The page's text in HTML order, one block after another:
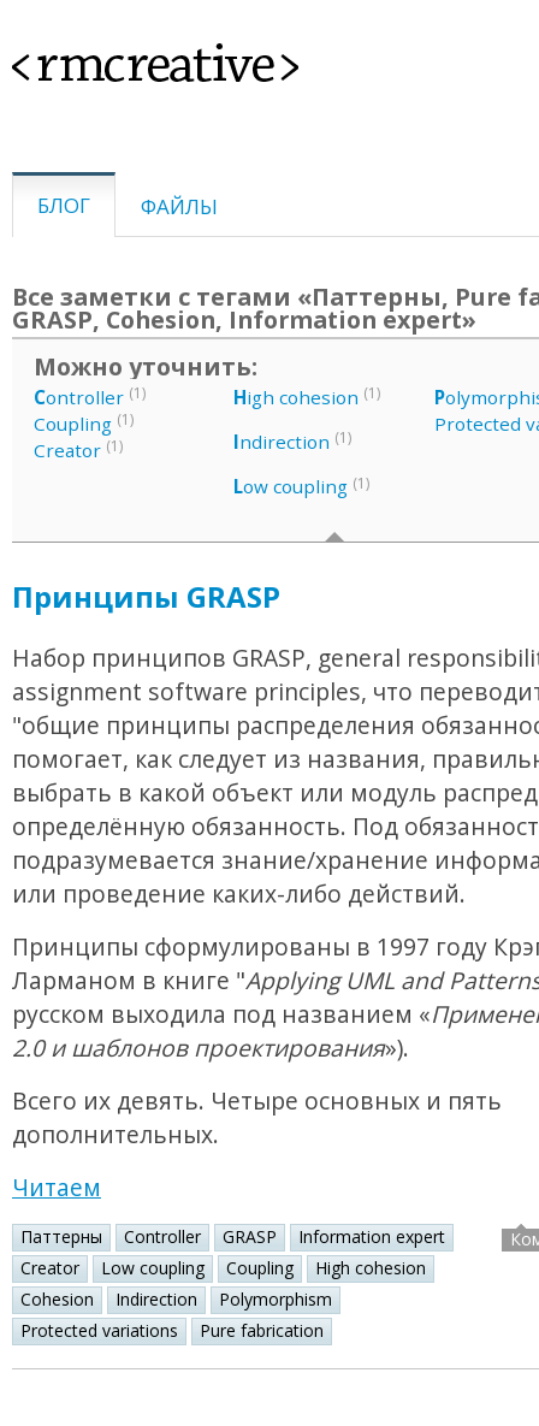
<rmcreative>
БЛОГ ФАЙЛЫ
Все заметки с тегами «Паттерны, Pure
GRASP, Cohesion, Information expert»
Можно уточнить:
Controller (1)
Coupling (1)
Creator (1)
High cohesion (1)
Indirection (1)
Low coupling (1)
P
Protected
Принципы GRASP
Набор принципов GRASP, general
assignment software principles, что
"общие принципы распределения
помогает, как следует из названия,
выбрать в какой объект или модуль
определённую обязанность. Под
подразумевается знание/хранение
или проведение каких-либо действий.
Принципы сформулированы в 1997 году
Ларманом в книге "Applying UML and
русском выходила под названием «
2.0 и шаблонов проектирования»).
Всего их девять. Четыре основных и пять
дополнительных.
Читаем
Паттерны Controller GRASP
Information expert
Creator
Low coupling Coupling
High cohesion
Cohesion
Indirection
Polymorphism
Protected variations
Pure fabrication